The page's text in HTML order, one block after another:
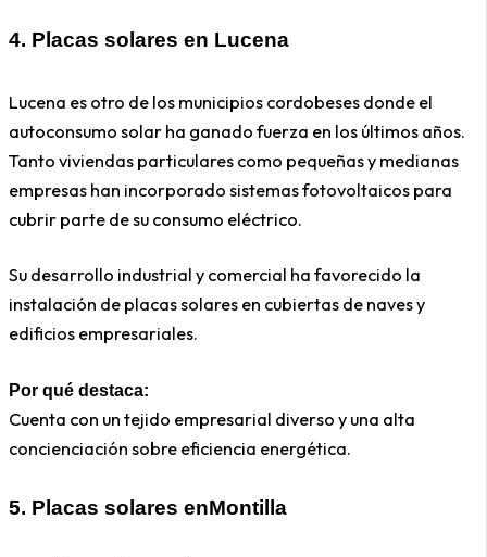
4. Placas solares en Lucena
Lucena es otro de los municipios cordobeses donde el
autoconsumo solar ha ganado fuerza en los últimos años.
Tanto viviendas particulares como pequeñas y medianas
empresas han incorporado sistemas fotovoltaicos para
cubrir parte de su consumo eléctrico.
Su desarrollo industrial y comercial ha favorecido la
instalación de placas solares en cubiertas de naves y
edificios empresariales.
Por qué destaca:
Cuenta con un tejido empresarial diverso y una alta
concienciación sobre eficiencia energética.
5. Placas solares enMontilla